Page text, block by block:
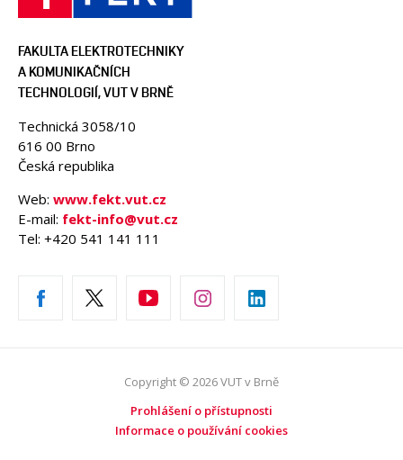
FAKULTA ELEKTROTECHNIKY
A KOMUNIKAČNÍCH
TECHNOLOGIÍ, VUT V BRNĚ
Technická 3058/10
616 00 Brno
Česká republika
Web: www.fekt.vut.cz
E-mail: fekt-info@vut.cz
Tel: +420 541 141 111
Copyright © 2026 VUT v Brně
Prohlášení o přístupnosti
Informace o používání cookies